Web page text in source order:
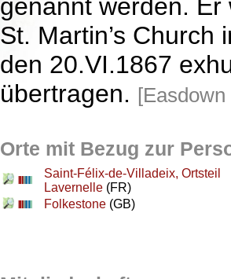
genannt werden.
St. Martin’s
den 20.VI.1867
übertragen.
Orte mit Bezug zur
Saint-Félix-de-Villadeix, Ortsteil
Lavernelle (FR)
Folkestone (GB)